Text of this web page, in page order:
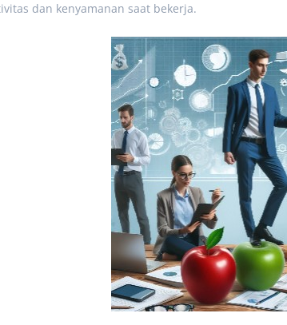
dan kenyamanan saat bekerja.